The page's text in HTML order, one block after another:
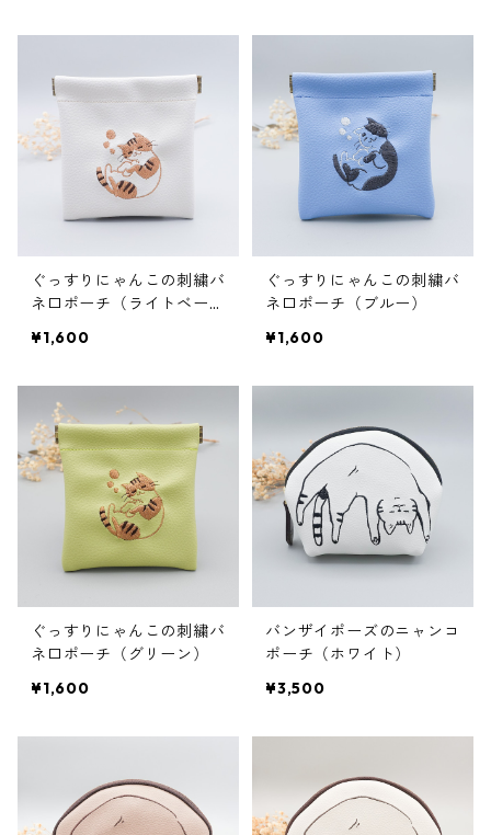
ぐっすりにゃんこの刺繍バ
ネ口ポーチ（ライトベージ
¥1,600
ぐっすりにゃんこの刺繍バ
ネ口ポーチ（ブルー）
¥1,600
ぐっすりにゃんこの刺繍バ
ネ口ポーチ（グリーン）
¥1,600
バンザイポーズのニャンコ
ポーチ（ホワイト）
¥3,500